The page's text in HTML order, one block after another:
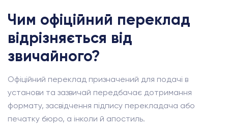
Чим офіційний переклад
відрізняється від
звичайного?
Офіційний переклад призначений для подачі в
установи та зазвичай передбачає дотримання
формату, засвідчення підпису перекладача або
печатку бюро, а інколи й апостиль.